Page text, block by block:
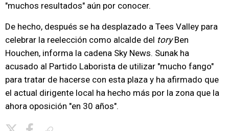
"muchos resultados" aún por conocer.
De hecho, después se ha desplazado a Tees Valley para
celebrar la reelección como alcalde del toryBen
Houchen, informa la cadena Sky News. Sunak ha
acusado al Partido Laborista de utilizar "mucho fango"
para tratar de hacerse con esta plaza y ha afirmado que
el actual dirigente local ha hecho más por la zona que la
ahora oposición "en 30 años".